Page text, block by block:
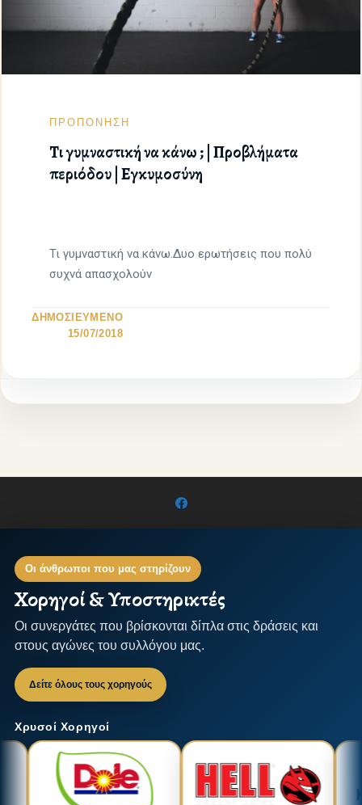
ΠΡΟΠΟΝΗΣΗ
Τι γυμναστική να κάνω ; | Προβλήματα
περιόδου | Εγκυμοσύνη
Τι γυμναστική να κάνω.Δυο ερωτήσεις που πολύ
συχνά απασχολούν
ΔΗΜΟΣΙΕΥΜΕΝΟ
15/07/2018
Οι άνθρωποι που μας στηρίζουν
Χορηγοί & Υποστηρικτές
Οι συνεργάτες που βρίσκονται δίπλα στις δράσεις και
στους αγώνες του συλλόγου μας.
Δείτε όλους τους χορηγούς
Χρυσοί Χορηγοί